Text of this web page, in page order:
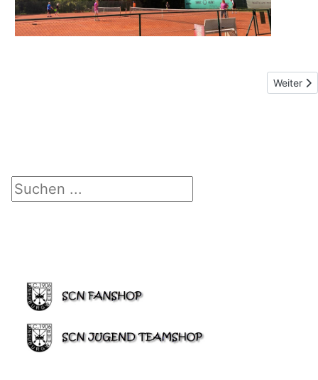
Suchen ...
Weiter